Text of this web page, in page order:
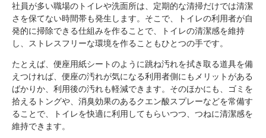
社員が多い職場のトイレや洗面所は、定期的な清掃だけでは清潔
さを保てない時間帯も発生します。そこで、トイレの利用者が自
発的に掃除できる仕組みを作ることで、トイレの清潔感を維持
し、ストレスフリーな環境を作ることもひとつの手です。
たとえば、便座用紙シートのように跳ね汚れを拭き取る道具を備
えつければ、便座の汚れが気になる利用者側にもメリットがある
ばかりか、利用後の汚れも軽減できます。そのほかにも、ゴミを
拾えるトングや、消臭効果のあるクエン酸スプレーなどを常備す
ることで、トイレを快適に利用してもらいつつ、つねに清潔感を
維持できます。